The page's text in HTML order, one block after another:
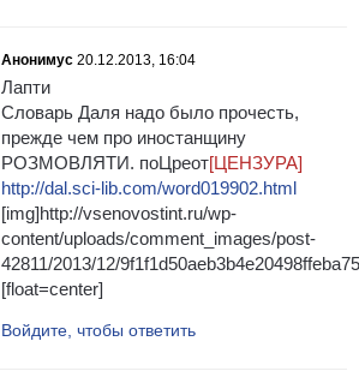
Анонимус 20.12.2013, 16:04
Лапти
Словарь Даля надо было прочесть,
прежде чем про иностанщину
РОЗМОВЛЯТИ. поЦреот[ЦЕНЗУРА]
http://dal.sci-lib.com/word019902.html
[img]http://vsenovostint.ru/wp-
content/uploads/comment_images/post-
42811/2013/12/
[float=center]
Войдите, чтобы ответить